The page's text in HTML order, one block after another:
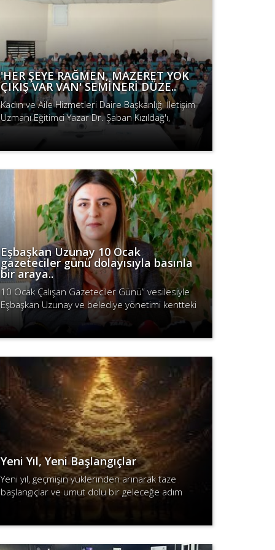
'HER ŞEYE RAĞMEN, MAZERET YOK
ÇIKIŞ VAR VAN' SEMİNERİ DÜZE..
Kadın ve Aile Hizmetleri Daire Başkanlığı İletişim
Uzmanı Eğitimci Yazar Dr. Şaban Kızıldağ'ı,
girişimci kadınları destekleyen kamu kurum
Devamını Oku
Eşbaşkan Uzunay 10 Ocak
gazeteciler günü dolayısıyla basınla
bir araya..
10 Ocak Çalışan Gazeteciler Günü” vesilesiyle
Eşbaşkan Uzunay ve belediye yönetimi kentteki
basın mensuplarıyla kahvaltıda bir araya geldi.
Devamını Oku
Yeni Yıl, Yeni Başlangıçlar
Yeni yıl, geçmişin yüklerinden arınarak taze
başlangıçlar ve umut dolu bir geleceğe adım